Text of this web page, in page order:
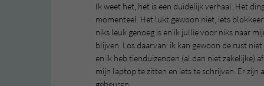
Ik weet het, het is een duidelijk verhaal. Het
momenteel. Het lukt gewoon niet, iets
niks leuk genoeg is en ik jullie voor niks naar
blijven. Los daarvan: ik kan gewoon de rust
en ik heb tienduizenden (al dan niet zakelijke)
mijn laptop te zitten en iets te schrijven. Er